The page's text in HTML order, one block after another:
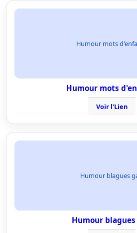
Humour mots
Humour mots
Voir l'Lien
Humour blagues
Humour blagues